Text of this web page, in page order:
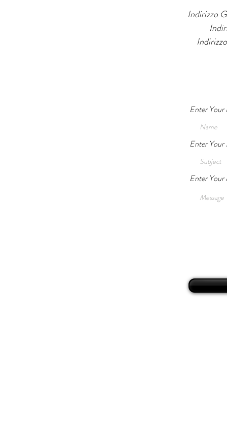
Indirizzo
Enter Your
Enter Your
Enter Your